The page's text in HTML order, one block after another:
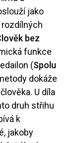
jako
rozdílných
bez
funkce
(Spolu
dokáže
U díla
druh střihu
k
jakoby